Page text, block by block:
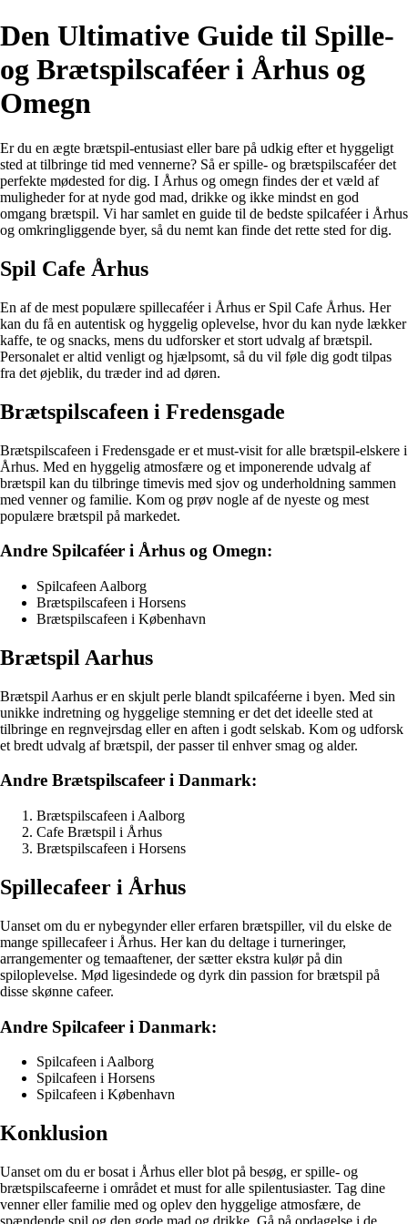
Den Ultimative Guide til Spille-
og Brætspilscaféer i Århus og
Omegn
Er du en ægte brætspil-entusiast eller bare på udkig efter et hyggeligt
sted at tilbringe tid med vennerne? Så er spille- og brætspilscaféer det
perfekte mødested for dig. I Århus og omegn findes der et væld af
muligheder for at nyde god mad, drikke og ikke mindst en god
omgang brætspil. Vi har samlet en guide til de bedste spilcaféer i Århus
og omkringliggende byer, så du nemt kan finde det rette sted for dig.
Spil Cafe Århus
En af de mest populære spillecaféer i Århus er Spil Cafe Århus. Her
kan du få en autentisk og hyggelig oplevelse, hvor du kan nyde lækker
kaffe, te og snacks, mens du udforsker et stort udvalg af brætspil.
Personalet er altid venligt og hjælpsomt, så du vil føle dig godt tilpas
fra det øjeblik, du træder ind ad døren.
Brætspilscafeen i Fredensgade
Brætspilscafeen i Fredensgade er et must-visit for alle brætspil-elskere i
Århus. Med en hyggelig atmosfære og et imponerende udvalg af
brætspil kan du tilbringe timevis med sjov og underholdning sammen
med venner og familie. Kom og prøv nogle af de nyeste og mest
populære brætspil på markedet.
Andre Spilcaféer i Århus og Omegn:
Spilcafeen Aalborg
Brætspilscafeen i Horsens
Brætspilscafeen i København
Brætspil Aarhus
Brætspil Aarhus er en skjult perle blandt spilcaféerne i byen. Med sin
unikke indretning og hyggelige stemning er det det ideelle sted at
tilbringe en regnvejrsdag eller en aften i godt selskab. Kom og udforsk
et bredt udvalg af brætspil, der passer til enhver smag og alder.
Andre Brætspilscafeer i Danmark:
Brætspilscafeen i Aalborg
Cafe Brætspil i Århus
Brætspilscafeen i Horsens
Spillecafeer i Århus
Uanset om du er nybegynder eller erfaren brætspiller, vil du elske de
mange spillecafeer i Århus. Her kan du deltage i turneringer,
arrangementer og temaaftener, der sætter ekstra kulør på din
spiloplevelse. Mød ligesindede og dyrk din passion for brætspil på
disse skønne cafeer.
Andre Spilcafeer i Danmark:
Spilcafeen i Aalborg
Spilcafeen i Horsens
Spilcafeen i København
Konklusion
Uanset om du er bosat i Århus eller blot på besøg, er spille- og
brætspilscafeerne i området et must for alle spilentusiaster. Tag dine
venner eller familie med og oplev den hyggelige atmosfære, de